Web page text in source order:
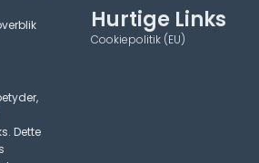
Dette
Hurtige Links
Cookiepolitik (EU)